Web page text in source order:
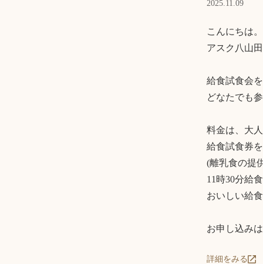
2025.11.09
こんにちは。
アスク八山
給食試食会
どなたでも
料金は、大
給食試食券
(離乳食の提
11時30分給
おいしい給
お申し込み
詳細をみる